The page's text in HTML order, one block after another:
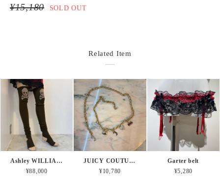
¥15,180 SOLD OUT
Related Item
Ashley WILLIAMS SKULL SOX
¥88,000
JUICY COUTURE chain belt
¥10,780
Garter belt
¥5,280